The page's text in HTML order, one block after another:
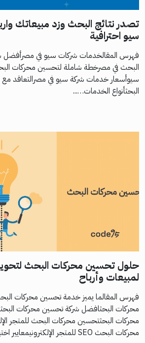
تصدر نتائج البحث وزد مبيعاتك
سيو احترافية
فهرس المقالخدمات شركات سيو في
سيوأسعار خدمات شركة سيو في مصرالتعاقد
البحثأنواع الخدمات…...
حلول تحسين محركات البحث
لمبيعات وأرباح
محركات البحثافضل شركة تحسين محركات
محركات البحثتحسين محركات البحث للمتجر
محركات البحث SEO للمتجر الإلكترونيمعايير اختيار أفضل…...